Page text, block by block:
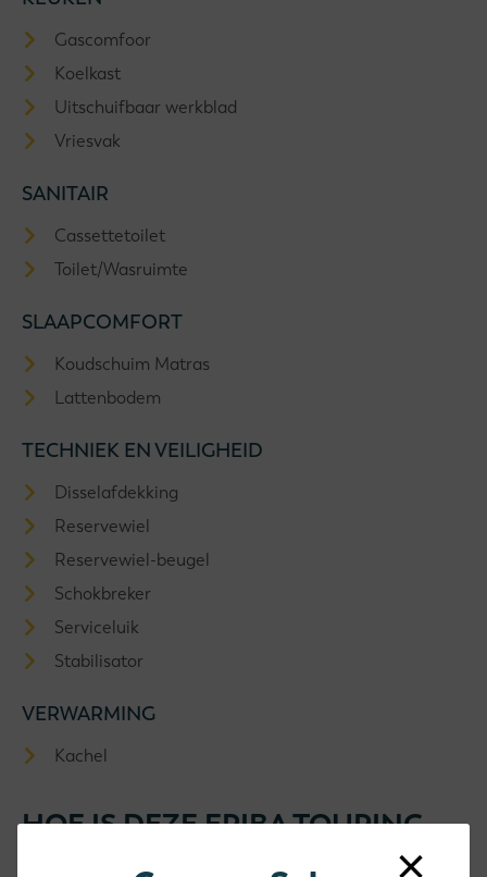
Gascomfoor
Koelkast
Uitschuifbaar werkblad
Vriesvak
SANITAIR
Cassettetoilet
Toilet/Wasruimte
SLAAPCOMFORT
Koudschuim Matras
Lattenbodem
TECHNIEK EN VEILIGHEID
Disselafdekking
Reservewiel
Reservewiel-beugel
Schokbreker
Serviceluik
Stabilisator
VERWARMING
Kachel
HOE IS DEZE ERIBA TOURING